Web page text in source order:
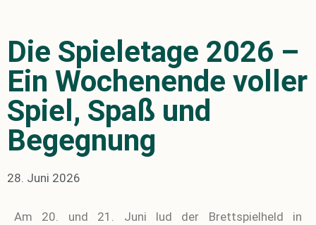
Die Spieletage 2026 –
Ein Wochenende voller
Spiel, Spaß und
Begegnung
28. Juni 2026
Am 20. und 21. Juni lud der Brettspielheld in